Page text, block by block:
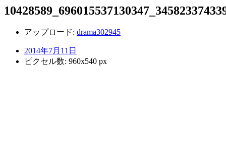
アップロード: drama302945
2014年7月11日
ピクセル数: 960x540 px